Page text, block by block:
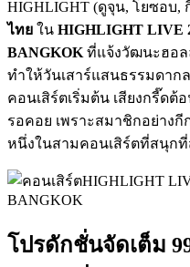
HIGHLIGHT (ดูจุน, โยซอบ,
ไทย ใน HIGHLIGHT LIVE
BANGKOK ที่แจ้งวัฒนะฮอล
ทำให้วันเสาร์แสนธรรมดาก
คอนเสิร์ตเริ่มต้น เสียงกรี๊ด
รอคอย เพราะสมาชิกอย่างกี
หนึ่งในสามคอนเสิร์ตที่สนุกที่
โปรดักชั่นจัดเต็ม